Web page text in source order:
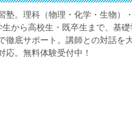
塾。理科（物理・化学・生物）
から高校生・既卒生まで、基
徹底サポート。講師との対話を
応。無料体験受付中！